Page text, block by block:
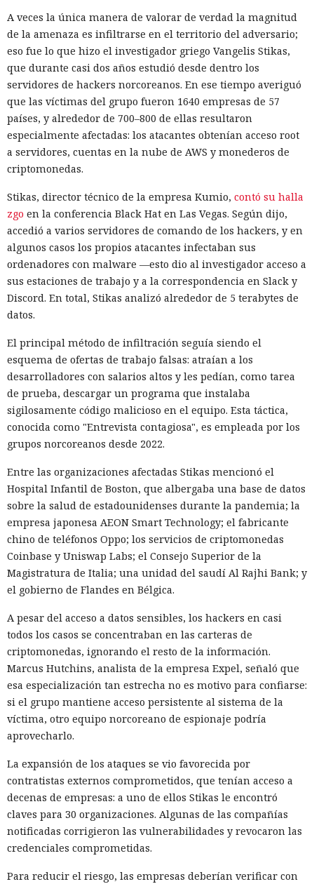
A veces la única manera de valorar de verdad la magnitud
de la amenaza es infiltrarse en el territorio del adversario;
eso fue lo que hizo el investigador griego Vangelis Stikas,
que durante casi dos años estudió desde dentro los
servidores de hackers norcoreanos. En ese tiempo averiguó
que las víctimas del grupo fueron 1640 empresas de 57
países, y alrededor de 700–800 de ellas resultaron
especialmente afectadas: los atacantes obtenían acceso root
a servidores, cuentas en la nube de AWS y monederos de
criptomonedas.
Stikas, director técnico de la empresa Kumio, contó su halla
zgo en la conferencia Black Hat en Las Vegas. Según dijo,
accedió a varios servidores de comando de los hackers, y en
algunos casos los propios atacantes infectaban sus
ordenadores con malware —esto dio al investigador acceso a
sus estaciones de trabajo y a la correspondencia en Slack y
Discord. En total, Stikas analizó alrededor de 5 terabytes de
datos.
El principal método de infiltración seguía siendo el
esquema de ofertas de trabajo falsas: atraían a los
desarrolladores con salarios altos y les pedían, como tarea
de prueba, descargar un programa que instalaba
sigilosamente código malicioso en el equipo. Esta táctica,
conocida como "Entrevista contagiosa", es empleada por los
grupos norcoreanos desde 2022.
Entre las organizaciones afectadas Stikas mencionó el
Hospital Infantil de Boston, que albergaba una base de datos
sobre la salud de estadounidenses durante la pandemia; la
empresa japonesa AEON Smart Technology; el fabricante
chino de teléfonos Oppo; los servicios de criptomonedas
Coinbase y Uniswap Labs; el Consejo Superior de la
Magistratura de Italia; una unidad del saudí Al Rajhi Bank; y
el gobierno de Flandes en Bélgica.
A pesar del acceso a datos sensibles, los hackers en casi
todos los casos se concentraban en las carteras de
criptomonedas, ignorando el resto de la información.
Marcus Hutchins, analista de la empresa Expel, señaló que
esa especialización tan estrecha no es motivo para confiarse:
si el grupo mantiene acceso persistente al sistema de la
víctima, otro equipo norcoreano de espionaje podría
aprovecharlo.
La expansión de los ataques se vio favorecida por
contratistas externos comprometidos, que tenían acceso a
decenas de empresas: a uno de ellos Stikas le encontró
claves para 30 organizaciones. Algunas de las compañías
notificadas corrigieron las vulnerabilidades y revocaron las
credenciales comprometidas.
Para reducir el riesgo, las empresas deberían verificar con